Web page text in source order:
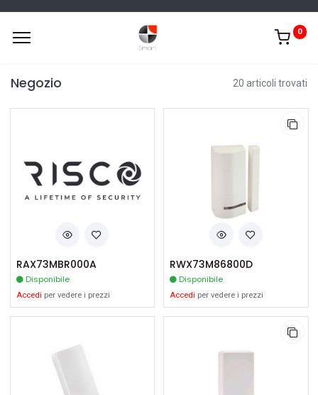
0
Negozio 20 articoli trovati
RAX73MBR000A
Disponibile
Accedi per vedere i prezzi
RWX73M86800D
Disponibile
Accedi per vedere i prezzi